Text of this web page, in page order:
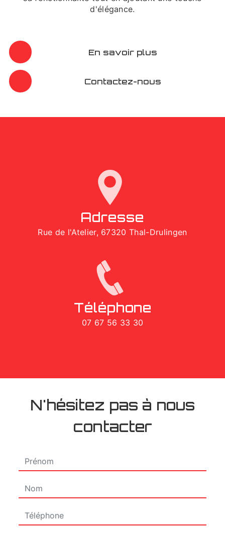
d'élégance.
En savoir plus
Contactez-nous
Adresse
Rue de l'Atelier, 67320 Thal-Drulingen
Téléphone
07 67 56 33 30
N'hésitez pas à nous
contacter